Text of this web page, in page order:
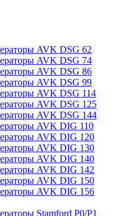
AVK DSG 62
AVK DSG 74
AVK DSG 86
AVK DSG 99
AVK DSG 114
AVK DSG 125
AVK DSG 144
AVK DIG 110
AVK DIG 120
AVK DIG 130
AVK DIG 140
AVK DIG 142
AVK DIG 150
AVK DIG 156
Stamford P0/P1